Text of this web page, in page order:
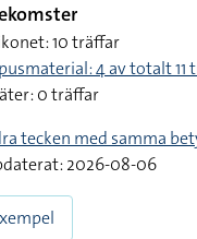
10 träffar
4 av totalt 11
0 träffar
tecken med samma
2026-08-06